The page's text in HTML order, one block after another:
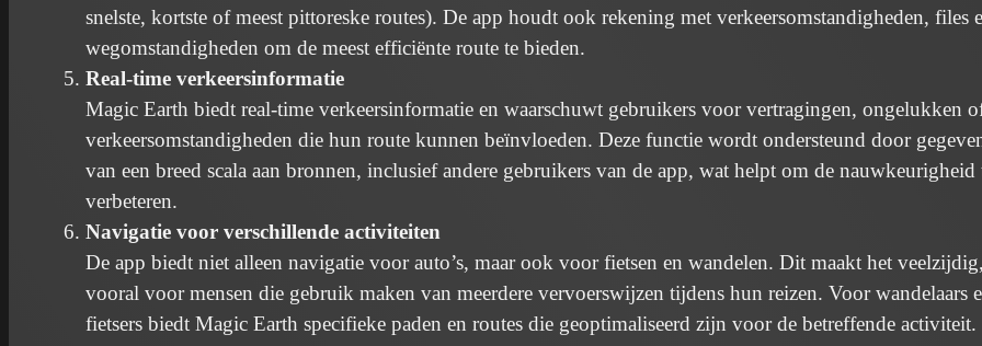
snelste, kortste of meest pittoreske routes). De app houdt ook rekening met verkeersomstandigheden, files
wegomstandigheden om de meest efficiënte route te bieden.
Real-time verkeersinformatie
Magic Earth biedt real-time verkeersinformatie en waarschuwt gebruikers voor vertragingen, ongelukken
verkeersomstandigheden die hun route kunnen beïnvloeden. Deze functie wordt ondersteund door
van een breed scala aan bronnen, inclusief andere gebruikers van de app, wat helpt om de nauwkeurigheid
verbeteren.
Navigatie voor verschillende activiteiten
De app biedt niet alleen navigatie voor auto’s, maar ook voor fietsen en wandelen. Dit maakt het veelzijdig,
vooral voor mensen die gebruik maken van meerdere vervoerswijzen tijdens hun reizen. Voor wandelaars
fietsers biedt Magic Earth specifieke paden en routes die geoptimaliseerd zijn voor de betreffende activiteit.